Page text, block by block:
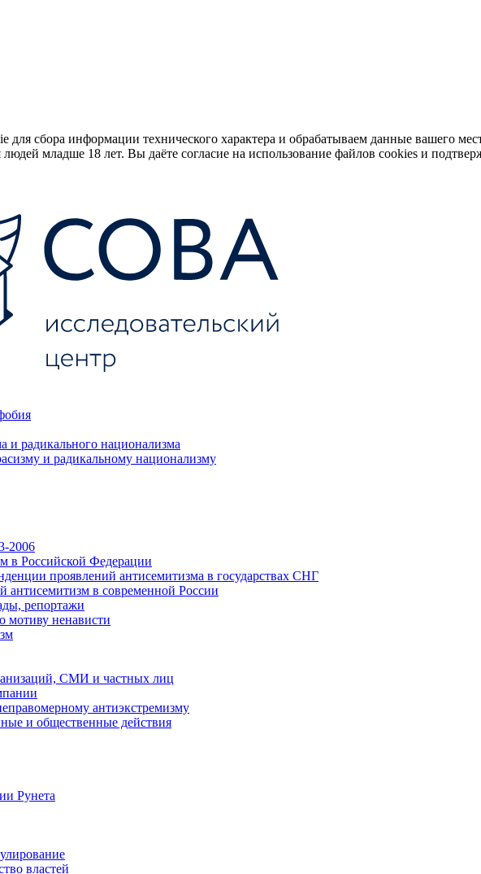
для сбора информации технического характера и обрабатываем данные вашего
младше 18 лет. Вы даёте согласие на использование файлов cookies и
и радикального национализма
и радикальному национализму
2006
в Российской Федерации
проявлений антисемитизма в государствах СНГ
антисемитизм в современной России
репортажи
мотиву ненависти
СМИ и частных лиц
антиэкстремизму
и общественные действия
Рунета
властей